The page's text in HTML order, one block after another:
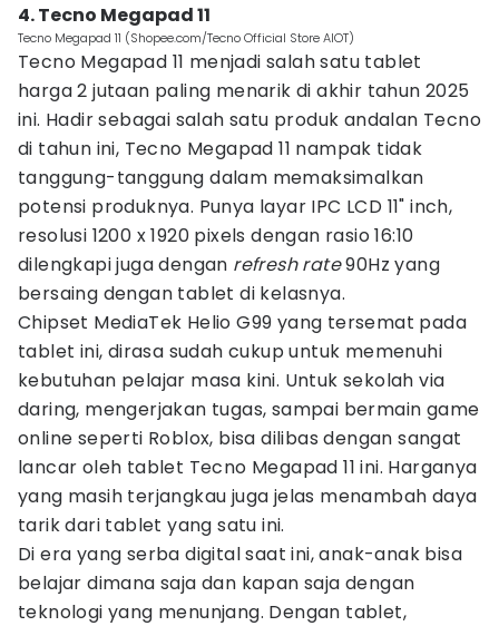
4. Tecno Megapad 11
Tecno Megapad 11 (Shopee.com/Tecno Official Store AIOT)
Tecno Megapad 11 menjadi salah satu tablet
harga 2 jutaan paling menarik di akhir tahun 2025
ini. Hadir sebagai salah satu produk andalan Tecno
di tahun ini, Tecno Megapad 11 nampak tidak
tanggung-tanggung dalam memaksimalkan
potensi produknya. Punya layar IPC LCD 11" inch,
resolusi 1200 x 1920 pixels dengan rasio 16:10
dilengkapi juga dengan refresh rate90Hz yang
bersaing dengan tablet di kelasnya.
Chipset MediaTek Helio G99 yang tersemat pada
tablet ini, dirasa sudah cukup untuk memenuhi
kebutuhan pelajar masa kini. Untuk sekolah via
daring, mengerjakan tugas, sampai bermain game
online seperti Roblox, bisa dilibas dengan sangat
lancar oleh tablet Tecno Megapad 11 ini. Harganya
yang masih terjangkau juga jelas menambah daya
tarik dari tablet yang satu ini.
Di era yang serba digital saat ini, anak-anak bisa
belajar dimana saja dan kapan saja dengan
teknologi yang menunjang. Dengan tablet,